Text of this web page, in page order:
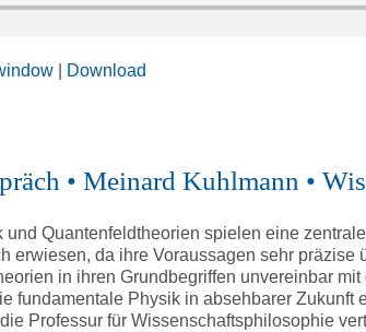
Download
• Meinard Kuhlmann •
und Quantenfeldtheorien spielen eine
erwiesen, da ihre Voraussagen sehr
in ihren Grundbegriffen unvereinbar
fundamentale Physik in absehbarer
Professur für Wissenschaftsphilosophie